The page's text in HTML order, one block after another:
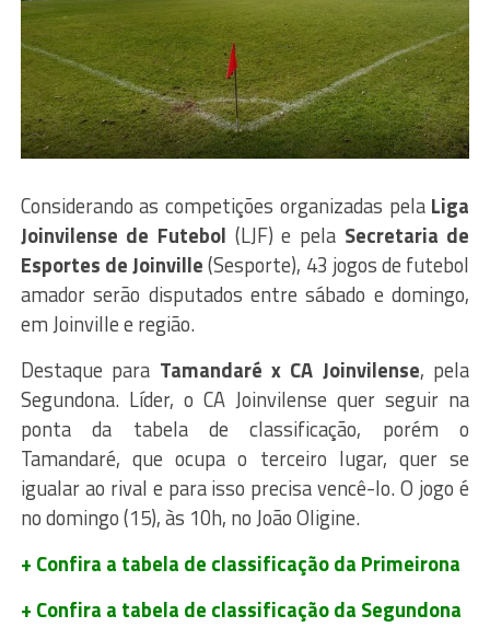
Considerando as competições organizadas pela Liga
Joinvilense de Futebol (LJF) e pela Secretaria de
Esportes de Joinville(Sesporte), 43 jogos de futebol
amador serão disputados entre sábado e domingo,
em Joinville e região.
Destaque para Tamandaré x CA Joinvilense, pela
Segundona. Líder, o CA Joinvilense quer seguir na
ponta da tabela de classificação, porém o
Tamandaré, que ocupa o terceiro lugar, quer se
igualar ao rival e para isso precisa vencê-lo. O jogo é
no domingo (15), às 10h, no João Oligine.
+ Confira a tabela de classificação da Primeirona
+ Confira a tabela de classificação da Segundona